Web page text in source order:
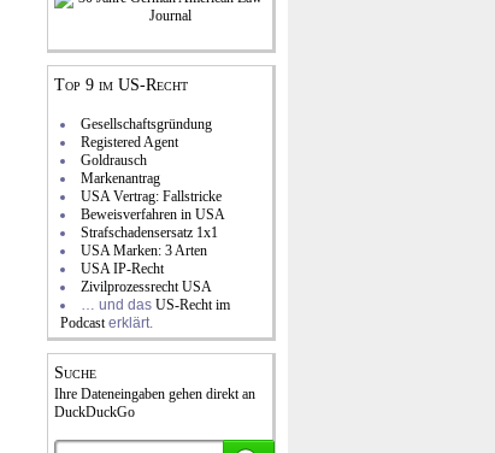
Top 9 im US-Recht
Gesellschaftsgründung
Registered Agent
Goldrausch
Markenantrag
USA Vertrag: Fallstricke
Beweisverfahren in USA
Strafschadensersatz 1x1
USA Marken: 3 Arten
USA IP-Recht
Zivilprozessrecht USA
… und dasUS-Recht im
Podcast erklärt.
Suche
Ihre Dateneingaben gehen direkt an
DuckDuckGo